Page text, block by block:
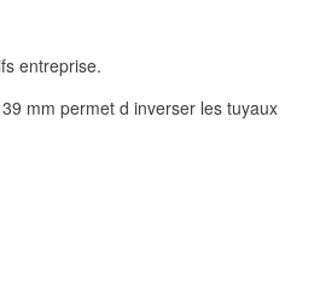
entreprise.
mm permet d inverser les tuyaux